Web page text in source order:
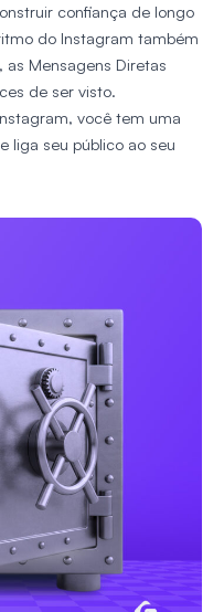
confiança de longo
do Instagram também
Mensagens Diretas
de ser visto.
você tem uma
liga seu público ao seu